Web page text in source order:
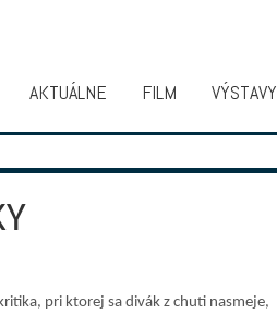
AKTUÁLNE FILM VÝSTAVY
pri ktorej sa divák z chuti nasmeje,